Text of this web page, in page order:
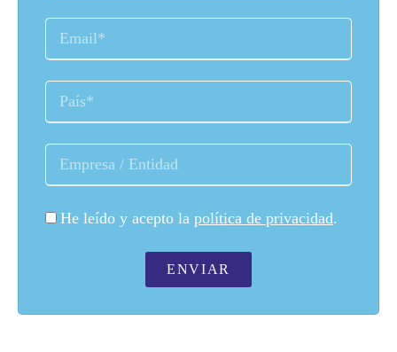
He leído y acepto la política de privacidad.
ENVIAR